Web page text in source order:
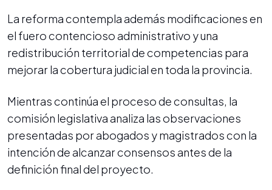
La reforma contempla además modificaciones en
el fuero contencioso administrativo y una
redistribución territorial de competencias para
mejorar la cobertura judicial en toda la provincia.
Mientras continúa el proceso de consultas, la
comisión legislativa analiza las observaciones
presentadas por abogados y magistrados con la
intención de alcanzar consensos antes de la
definición final del proyecto.